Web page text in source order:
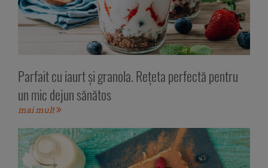
Parfait cu iaurt și granola. Rețeta perfectă pentru
un mic dejun sănătos
mai mult